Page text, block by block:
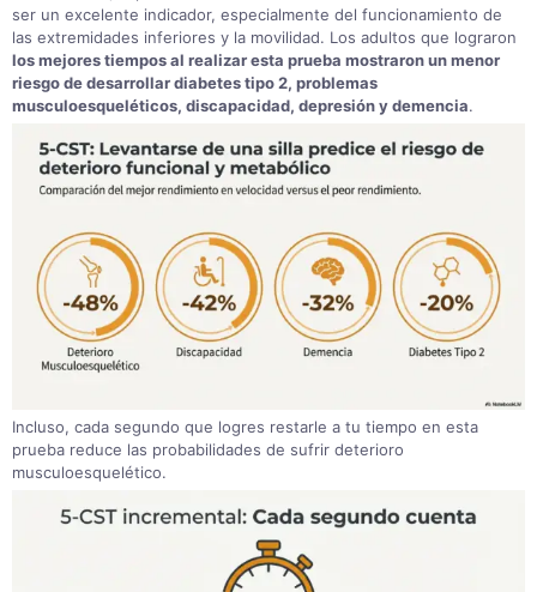
ser un excelente indicador, especialmente del funcionamiento de
las extremidades inferiores y la movilidad. Los adultos que lograron
los mejores tiempos al realizar esta prueba mostraron un menor
riesgo de desarrollar diabetes tipo 2, problemas
musculoesqueléticos, discapacidad, depresión y demencia.
Incluso, cada segundo que logres restarle a tu tiempo en esta
prueba reduce las probabilidades de sufrir deterioro
musculoesquelético.